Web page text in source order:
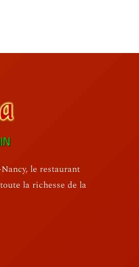
le restaurant
la richesse de la